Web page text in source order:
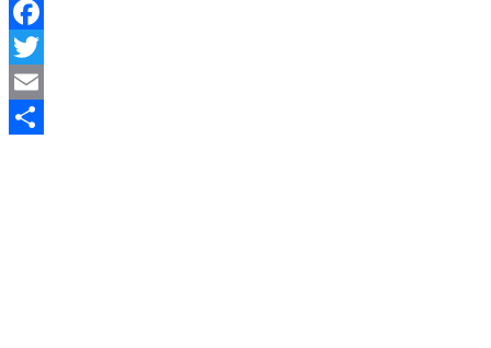
Facebook
Twitter
Email